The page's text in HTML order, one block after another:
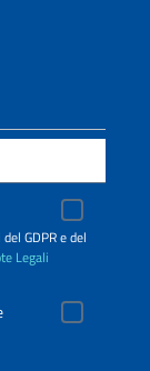
GDPR e del
Legali